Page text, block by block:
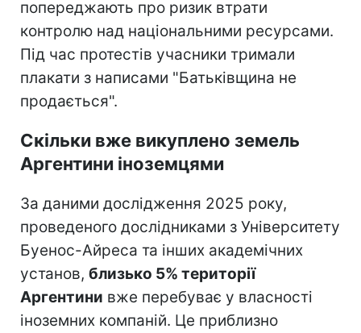
попереджають про ризик втрати
контролю над національними ресурсами.
Під час протестів учасники тримали
плакати з написами "Батьківщина не
продається".
Скільки вже викуплено земель
Аргентини іноземцями
За даними дослідження 2025 року,
проведеного дослідниками з Університету
Буенос-Айреса та інших академічних
установ, близько 5% території
Аргентини вже перебуває у власності
іноземних компаній. Це приблизно